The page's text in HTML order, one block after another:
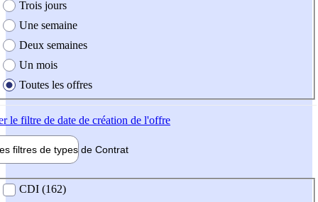
Trois jours
Une semaine
Deux semaines
Un mois
Toutes les offres
le filtre de date de création de l'offre
filtres de types de Contrat
contrat
CDI (162)